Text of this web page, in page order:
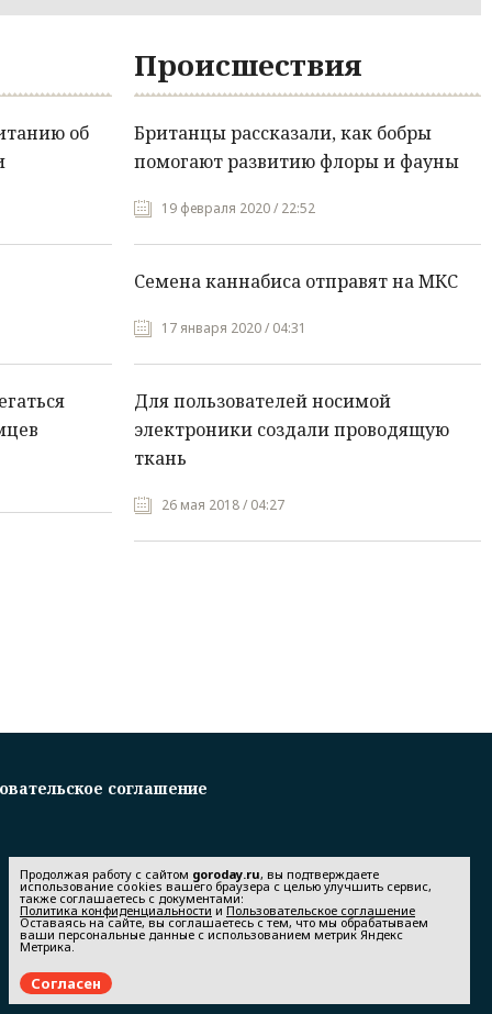
об
Происшествия
Британцы рассказали, как бобры
помогают развитию флоры и фауны
19 февраля 2020 / 22:52
Семена каннабиса отправят на МКС
17 января 2020 / 04:31
Для пользователей носимой
электроники создали проводящую
ткань
26 мая 2018 / 04:27
соглашение
Продолжая работу с сайтом goroday.ru, вы подтверждаете
использование cookies вашего браузера с целью улучшить сервис,
также соглашаетесь с документами:
Политика конфиденциальности и Пользовательское соглашение
Оставаясь на сайте, вы соглашаетесь с тем, что мы обрабатываем
ваши персональные данные с использованием метрик Яндекс
Метрика.
Согласен